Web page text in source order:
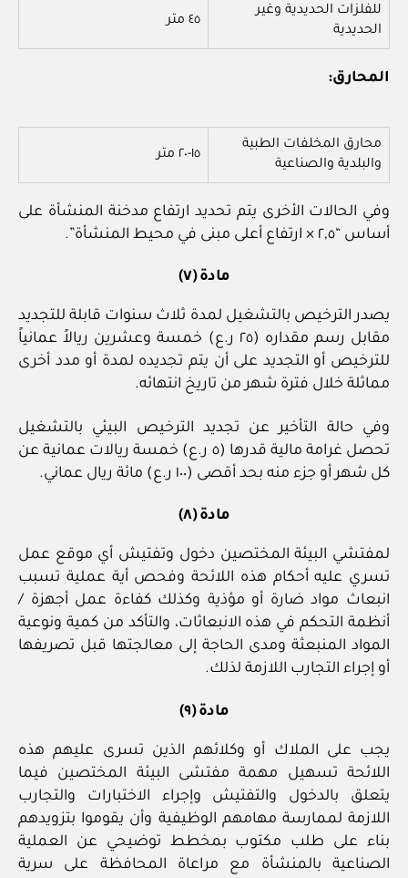
للفلزات الحديدية وغير
الحديدية
٤٥ متر
المحارق:
محارق المخلفات الطبية
والبلدية والصناعية
١٥-٢٠ متر
وفي الحالات الأخرى يتم تحديد ارتفاع مدخنة المنشأة على
أساس “٢,٥ × ارتفاع أعلى مبنى في محيط المنشأة”.
مادة (٧)
يصدر الترخيص بالتشغيل لمدة ثلاث سنوات قابلة للتجديد
مقابل رسم مقداره (٢٥ ر.ع) خمسة وعشرين ريالاً عمانياً
للترخيص أو التجديد على أن يتم تجديده لمدة أو مدد أخرى
مماثلة خلال فترة شهر من تاريخ انتهائه.
وفي حالة التأخير عن تجديد الترخيص البيئي بالتشغيل
تحصل غرامة مالية قدرها (٥ ر.ع) خمسة ريالات عمانية عن
كل شهر أو جزء منه بحد أقصى (١٠٠ ر.ع) مائة ريال عماني.
مادة (٨)
لمفتشي البيئة المختصين دخول وتفتيش أي موقع عمل
تسري عليه أحكام هذه اللائحة وفحص أية عملية تسبب
انبعاث مواد ضارة أو مؤذية وكذلك كفاءة عمل أجهزة /
أنظمة التحكم في هذه الانبعاثات، والتأكد من كمية ونوعية
المواد المنبعثة ومدى الحاجة إلى معالجتها قبل تصريفها
أو إجراء التجارب اللازمة لذلك.
مادة (٩)
يجب على الملاك أو وكلائهم الذين تسرى عليهم هذه
اللائحة تسهيل مهمة مفتشى البيئة المختصين فيما
يتعلق بالدخول والتفتيش وإجراء الاختبارات والتجارب
اللازمة لممارسة مهامهم الوظيفية وأن يقوموا بتزويدهم
بناء على طلب مكتوب بمخطط توضيحي عن العملية
الصناعية بالمنشأة مع مراعاة المحافظة على سرية